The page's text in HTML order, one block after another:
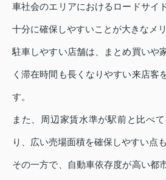
車社会のエリアにおけるロードサイ
十分に確保しやすいことが大きなメリ
駐車しやすい店舗は、まとめ買いや
く滞在時間も長くなりやすい来店客
す。
また、周辺家賃水準が駅前と比べ
り、広い売場面積を確保しやすい点
その一方で、自動車依存度が高い都